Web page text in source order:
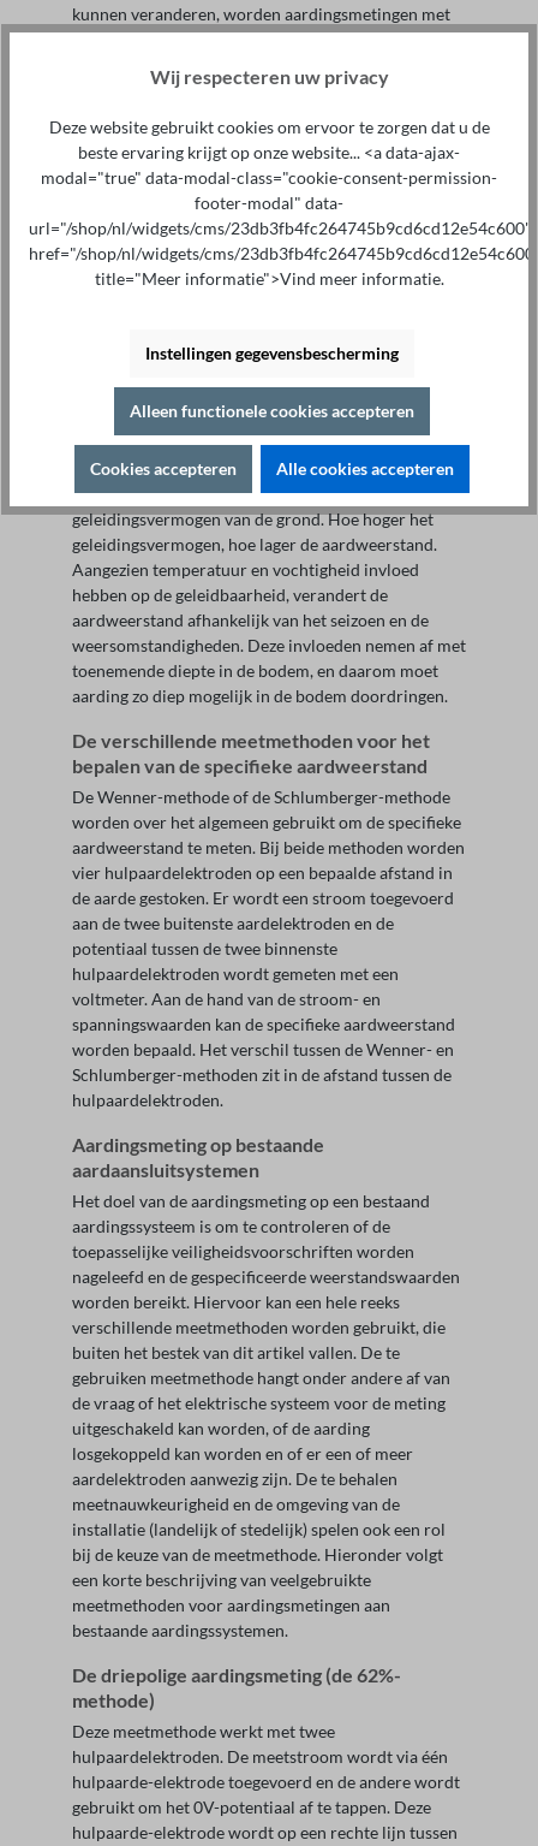
kunnen veranderen, worden aardingsmetingen met
regelmatige tussenpozen uitgevoerd.
De aardingsmeting bij het installeren van
Als er een nieuw aardingssysteem geïnstalleerd moet
worden, kan de meting van de specifieke
aardingsweerstand gebruikt worden om te
controleren of de vereiste elektrische eigenschappen
van de aarding gerealiseerd kunnen worden. Het kan
ook informatie geven over de structurele
maatregelen die genomen moeten worden en de
De specifieke aardweerstand en hoe deze
wordt beïnvloed
De specifieke aardweerstand van een grond wordt
uitgedrukt in ohm en is afhankelijk van het
geleidingsvermogen van de grond. Hoe hoger het
geleidingsvermogen, hoe lager de aardweerstand.
Aangezien temperatuur en vochtigheid invloed
hebben op de geleidbaarheid, verandert de
aardweerstand afhankelijk van het seizoen en de
weersomstandigheden. Deze invloeden nemen af met
toenemende diepte in de bodem, en daarom moet
aarding zo diep mogelijk in de bodem doordringen.
De verschillende meetmethoden voor het
bepalen van de specifieke aardweerstand
De Wenner-methode of de Schlumberger-methode
worden over het algemeen gebruikt om de specifieke
aardweerstand te meten. Bij beide methoden worden
vier hulpaardelektroden op een bepaalde afstand in
de aarde gestoken. Er wordt een stroom toegevoerd
aan de twee buitenste aardelektroden en de
potentiaal tussen de twee binnenste
hulpaardelektroden wordt gemeten met een
voltmeter. Aan de hand van de stroom- en
spanningswaarden kan de specifieke aardweerstand
worden bepaald. Het verschil tussen de Wenner- en
Schlumberger-methoden zit in de afstand tussen de
hulpaardelektroden.
Aardingsmeting op bestaande
aardaansluitsystemen
Het doel van de aardingsmeting op een bestaand
aardingssysteem is om te controleren of de
toepasselijke veiligheidsvoorschriften worden
nageleefd en de gespecificeerde weerstandswaarden
worden bereikt. Hiervoor kan een hele reeks
verschillende meetmethoden worden gebruikt, die
buiten het bestek van dit artikel vallen. De te
gebruiken meetmethode hangt onder andere af van
de vraag of het elektrische systeem voor de meting
uitgeschakeld kan worden, of de aarding
losgekoppeld kan worden en of er een of meer
aardelektroden aanwezig zijn. De te behalen
meetnauwkeurigheid en de omgeving van de
installatie (landelijk of stedelijk) spelen ook een rol
bij de keuze van de meetmethode. Hieronder volgt
een korte beschrijving van veelgebruikte
meetmethoden voor aardingsmetingen aan
bestaande aardingssystemen.
De driepolige aardingsmeting (de 62%-
methode)
Deze meetmethode werkt met twee
hulpaardelektroden. De meetstroom wordt via één
hulpaarde-elektrode toegevoerd en de andere wordt
gebruikt om het 0V-potentiaal af te tappen. Deze
hulpaarde-elektrode wordt op een rechte lijn tussen
Wij respecteren uw privacy
Deze website gebruikt cookies om ervoor te zorgen dat u de
beste ervaring krijgt op onze website... <a data-ajax-
modal="true" data-modal-class="cookie-consent-permission-
footer-modal" data-
url="/shop/nl/widgets/cms/23db3fb4fc264745b9cd6cd12e54c600"
href="/shop/nl/widgets/cms/
title="Meer informatie">Vind meer informatie.
Instellingen gegevensbescherming
Alleen functionele cookies accepteren
Cookies accepteren Alle cookies accepteren